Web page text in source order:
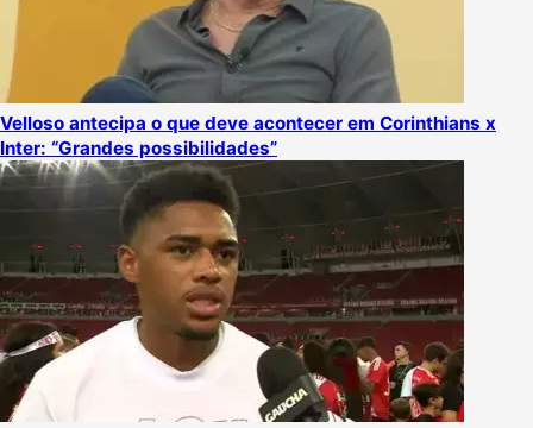
Velloso antecipa o que deve acontecer em Corinthians x
Inter: “Grandes possibilidades”